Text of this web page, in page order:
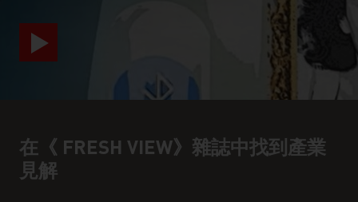
在《 FRESH VIEW》雜誌中找到產業
見解